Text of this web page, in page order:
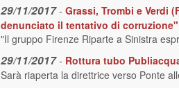
29/11/2017 - Grassi, Trombi e Verdi
denunciato il tentativo di corruzione"
"Il gruppo Firenze Riparte a Sinistra
29/11/2017 - Rottura tubo
Sarà riaperta la direttrice verso Ponte